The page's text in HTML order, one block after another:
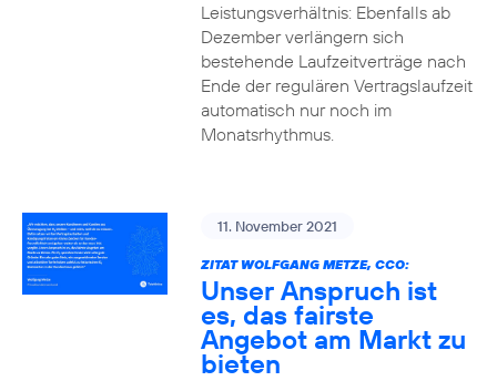
Leistungsverhältnis: Ebenfalls ab
Dezember verlängern sich
bestehende Laufzeitverträge nach
Ende der regulären Vertragslaufzeit
automatisch nur noch im
Monatsrhythmus.
11. November 2021
ZITAT WOLFGANG METZE, CCO:
Unser Anspruch ist
es, das fairste
Angebot am Markt zu
bieten